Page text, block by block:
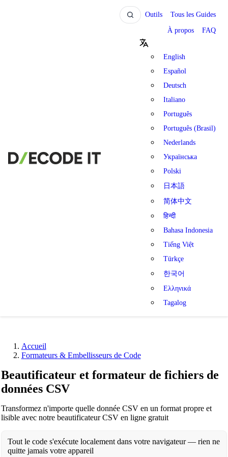
Outils Tous les Guides
À propos FAQ
English
Español
Deutsch
Italiano
Português
Português (Brasil)
Nederlands
Українська
Polski
日本語
简体中文
हिन्दी
Bahasa Indonesia
Tiếng Việt
Türkçe
한국어
Ελληνικά
Tagalog
Accueil
Formateurs & Embellisseurs de Code
Beautificateur et formateur de fichiers de
données CSV
Transformez n'importe quelle donnée CSV en un format propre et
lisible avec notre beautificateur CSV en ligne gratuit
Tout le code s'exécute localement dans votre navigateur — rien ne
quitte jamais votre appareil